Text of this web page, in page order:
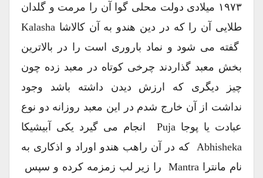
۱۹۷۳ میلادی دولت محلی گوا آن را مرمت و گلدان
طلایی آن را که در دین هندو به آن کالاشا Kalasha
گفته می شود و نماد باروری است را در بالاترین
بخش معبد گذاردند چرخی کوتاه در معبد زده چون
چیز دیگری که ارزش دیدن داشته باشد وجود
نداشت از آن خارج شدم در این معبد روزانه دو نوع
عبادت یا پوجا Puja انجام می گیرد یکی آبیشیکا
Abhisheka که در آن راهب هندو اوراد و اذکاری به
نام مانترا Mantra را زیر لب زمزمه کرده و سپس